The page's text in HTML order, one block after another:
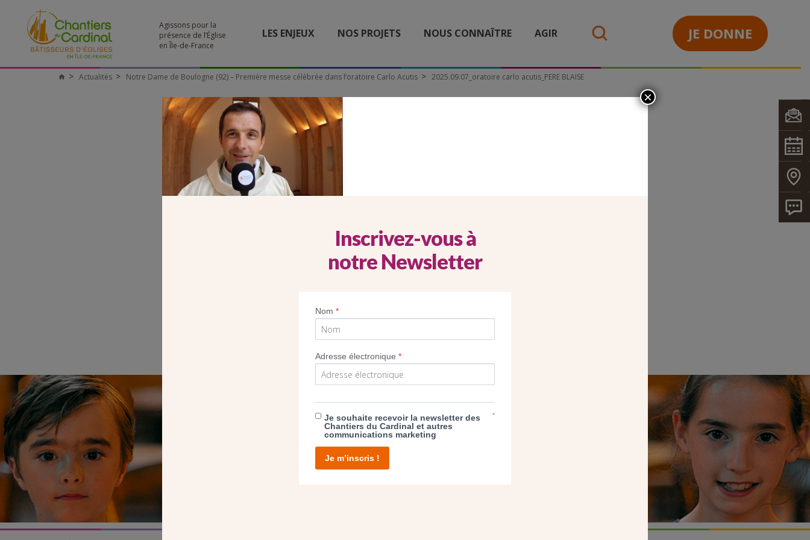
Agissons pour la
présence de l’Église
en Île-de-France
LES ENJEUX NOS PROJETS NOUS CONNAÎTRE AGIR JE DONNE
Chantiers
Actualités Notre Dame de Boulogne (92) – Première messe célébrée dans l’oratoire Carlo Acutis 2025.09.07_oratoire carlo acutis_PERE BLAISE
2025.09.07_ORATOIRE CARLO
ACUTIS_PERE BLAISE
NOUS PERMET D’AGIR
Inscrivez-vous à
notre Newsletter
Nom*
Adresse électronique*
Je souhaite recevoir la newsletter des
Chantiers du Cardinal et autres
communications marketing
*
Je m’inscris !
×